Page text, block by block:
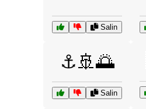
Salin
⚓🚢🌅
Salin